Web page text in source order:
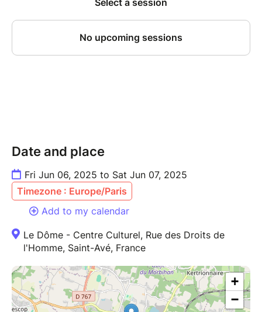
Date and place
Fri Jun 06, 2025 to Sat Jun 07, 2025
Timezone : Europe/Paris
Add to my calendar
Le Dôme - Centre Culturel, Rue des Droits de
l'Homme, Saint-Avé, France
+
−